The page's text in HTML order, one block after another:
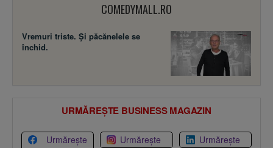
COMEDYMALL.RO
Vremuri triste. Şi păcănelele se
închid.
URMĂREȘTE BUSINESS MAGAZIN
Urmărește Urmărește Urmărește